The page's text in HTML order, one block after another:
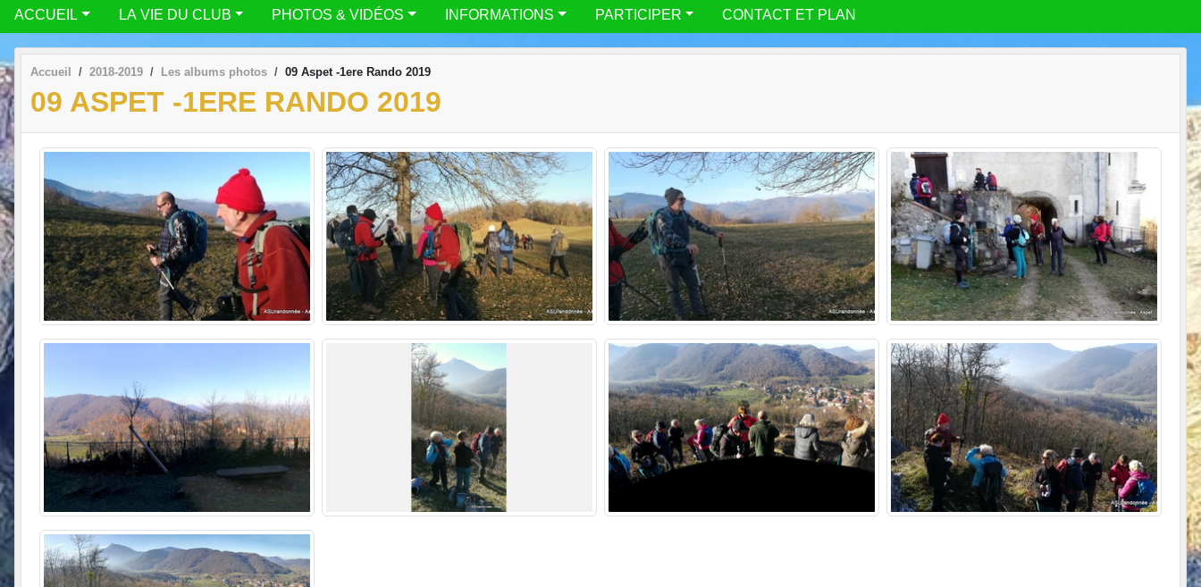
ACCUEIL LA VIE DU CLUB PHOTOS & VIDÉOS INFORMATIONS PARTICIPER CONTACT ET PLAN
Accueil 2018-2019 Les albums photos 09 Aspet -1ere Rando 2019
09 ASPET -1ERE RANDO 2019